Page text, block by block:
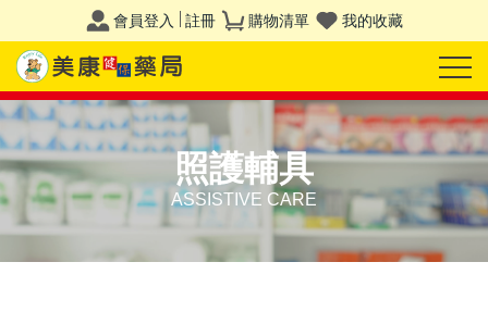
會員登入 註冊 購物清單 我的收藏
照護輔具
ASSISTIVE CARE